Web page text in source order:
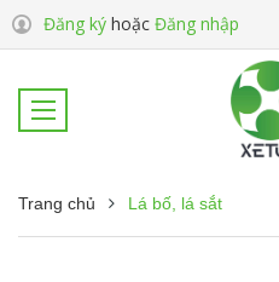
Đăng ký hoặc Đăng nhập
Trang chủ Lá bố, lá sắt